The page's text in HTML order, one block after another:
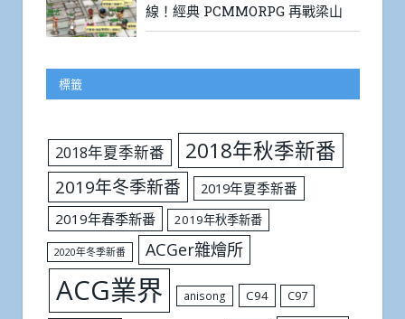
線！經典 PCMMORPG 再戰梁山
標籤
2018年夏季新番 2018年秋季新番
2019年冬季新番
2019年夏季新番
2019年春季新番
2019年秋季新番
2020年冬季新番 ACGer雜燴所
ACG業界 anisong C94 C97